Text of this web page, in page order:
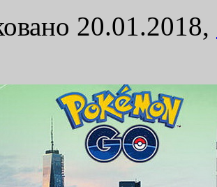
20.01.2018,